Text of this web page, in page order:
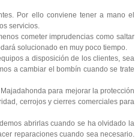
Por ello conviene tener a mano el
servicios.
cometer imprudencias como saltar
solucionado en muy poco tiempo.
a disposición de los clientes, sea
a cambiar el bombín cuando se trate
para mejorar la protección
cerrojos y cierres comerciales para
abrirlas cuando se ha olvidado la
reparaciones cuando sea necesario.